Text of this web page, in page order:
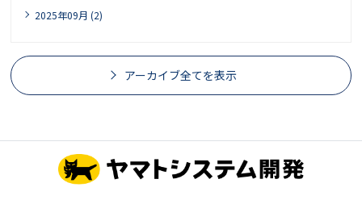
2025年09月 (2)
アーカイブ全てを表示